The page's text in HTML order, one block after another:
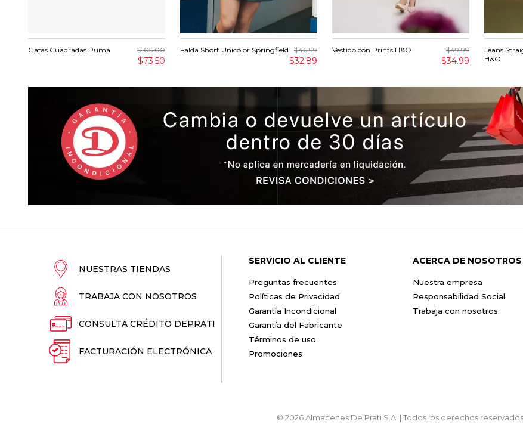
Gafas Cuadradas Puma $105.00
$73.50
Falda Short Unicolor Springfield $46.99
$32.89
Vestido con Prints H&O $49.99
$34.99
Jeans
H&O
NUESTRAS TIENDAS
TRABAJA CON NOSOTROS
CONSULTA CRÉDITO DEPRATI
FACTURACIÓN ELECTRÓNICA
SERVICIO AL CLIENTE
Preguntas frecuentes
Políticas de Privacidad
Garantía Incondicional
Garantía del Fabricante
Términos de uso
Promociones
ACERCA DE NOSOTROS
Nuestra empresa
Responsabilidad Social
Trabaja con nosotros
© 2026 Almacenes De Prati S.A. | Todos los derechos reservados.